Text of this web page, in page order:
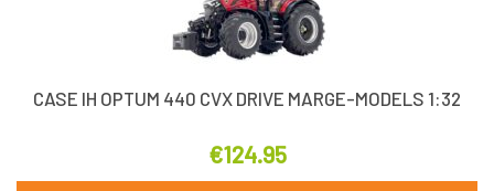
CASE IH OPTUM 440 CVX DRIVE MARGE-MODELS 1:32
€124.95